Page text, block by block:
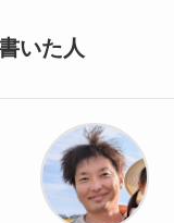
いた人